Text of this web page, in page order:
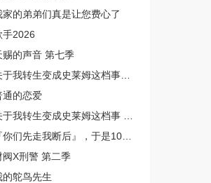
家的弟弟们真是让您费心了
手2026
赐的声音 第七季
我转生变成史莱姆这档事第四季
通的恋爱
我转生变成史莱姆这档事 第四季
你们先走我断后』，于是10年后我成为了传说
阀X刑警 第二季
的鸵鸟先生